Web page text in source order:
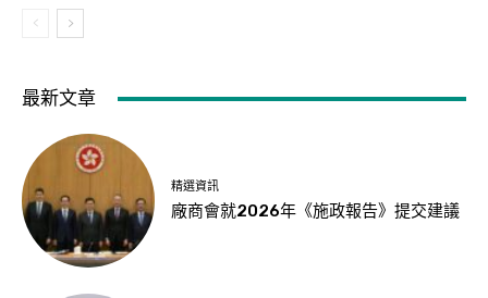
最新文章
精選資訊
廠商會就2026年《施政報告》提交建議